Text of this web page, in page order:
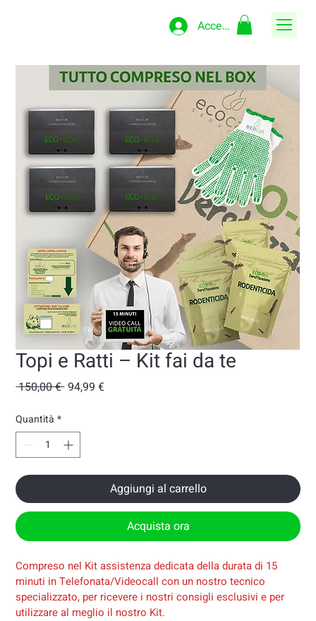
Accedi
Topi e Ratti – Kit fai da te
150,00 € Prezzo regolare
94,99 €Prezzo scontato
Quantità *
Aggiungi al carrello
Acquista ora
Compreso nel Kit assistenza dedicata della durata di 15
minuti in Telefonata/Videocall con un nostro tecnico
specializzato, per ricevere i nostri consigli esclusivi e per
utilizzare al meglio il nostro Kit.